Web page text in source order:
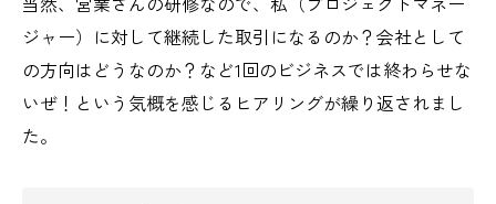
ジャー）に対して継続した取引になるのか？会社として
の方向はどうなのか？など1回のビジネスでは終わらせな
いぜ！という気概を感じるヒアリングが繰り返されまし
た。